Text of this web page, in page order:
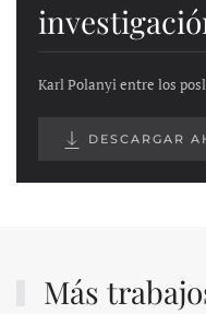
Karl Polanyi entre los
DESCARGAR
Más